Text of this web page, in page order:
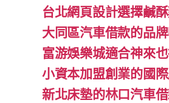
台北網頁設計選擇鹹
大同區汽車借款的品
富游娛樂城適合神來
小資本加盟創業的國
新北床墊的林口汽車